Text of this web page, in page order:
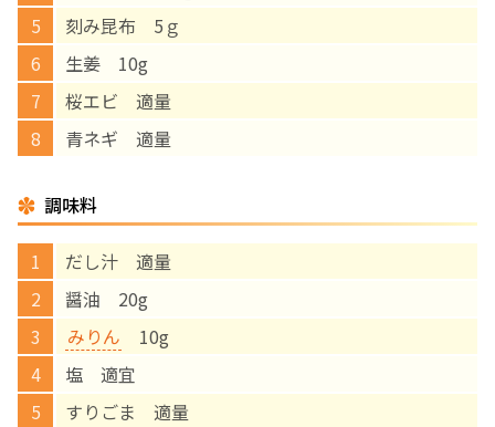
刻み昆布 5ｇ
生姜 10g
桜エビ 適量
青ネギ 適量
調味料
だし汁 適量
醤油 20g
みりん 10g
塩 適宜
すりごま 適量